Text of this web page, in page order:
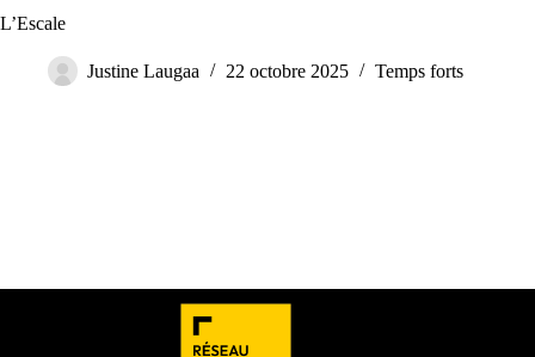
L’Escale
Justine Laugaa 22 octobre 2025 Temps forts